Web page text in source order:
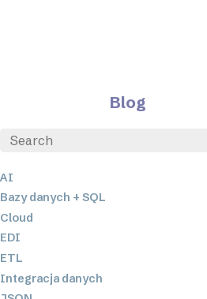
Blog
AI
Bazy danych + SQL
Cloud
EDI
ETL
Integracja danych